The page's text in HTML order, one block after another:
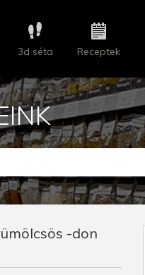
3d séta Receptek
-don